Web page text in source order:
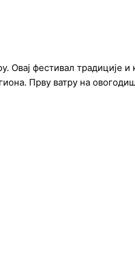
фестивал традиције
Прву ватру на